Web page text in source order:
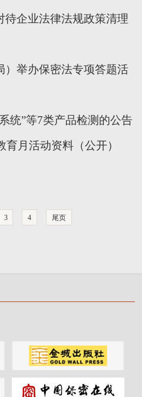
待企业法律法规政策清理
）举办保密法专项答题活
统”等7类产品检测的公告
月活动资料（公开）
3 4 尾页